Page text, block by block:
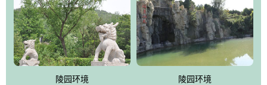
陵园环境 陵园环境